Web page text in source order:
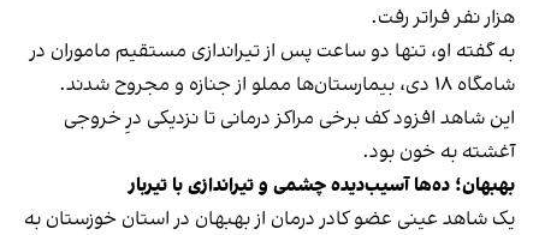
هزار نفر فراتر رفت.
به گفته او، تنها دو ساعت پس از تیراندازی مستقیم ماموران در
شامگاه ۱۸ دی، بیمارستان‌ها مملو از جنازه و مجروح شدند.
این شاهد افزود کف برخی مراکز درمانی تا نزدیکی درِ خروجی
آغشته به خون بود.
بهبهان؛ ده‌ها آسیب‌دیده چشمی و تیراندازی با تیربار
یک شاهد عینی عضو کادر درمان از بهبهان در استان خوزستان به